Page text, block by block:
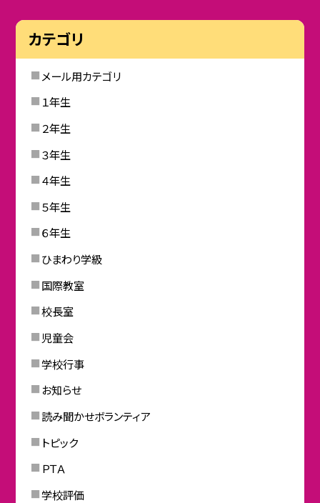
カテゴリ
メール用カテゴリ
１年生
２年生
３年生
４年生
５年生
６年生
ひまわり学級
国際教室
校長室
児童会
学校行事
お知らせ
読み聞かせボランティア
トピック
ＰＴＡ
学校評価